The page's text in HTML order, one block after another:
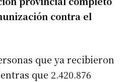
contra el
que ya recibieron
que 2.420.876